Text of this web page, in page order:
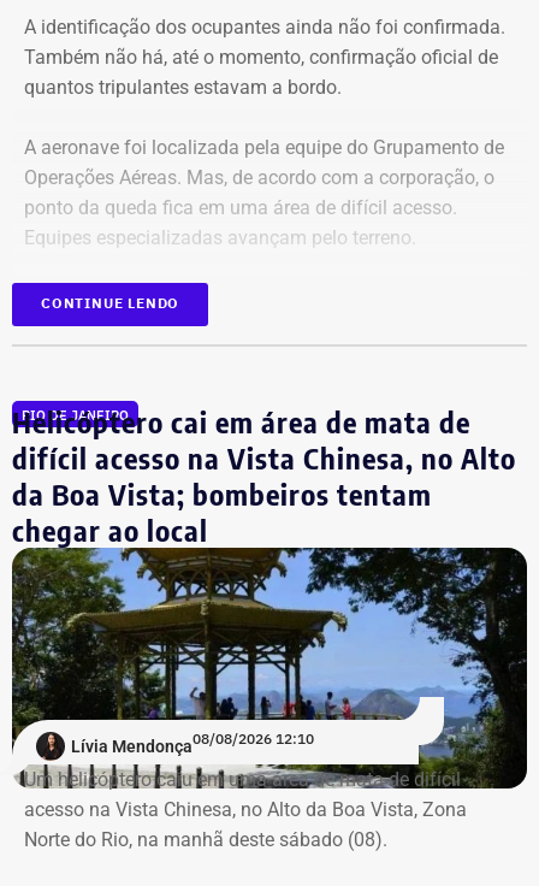
A identificação dos ocupantes ainda não foi confirmada.
Também não há, até o momento, confirmação oficial de
quantos tripulantes estavam a bordo.
A aeronave foi localizada pela equipe do Grupamento de
Operações Aéreas. Mas, de acordo com a corporação, o
ponto da queda fica em uma área de difícil acesso.
Equipes especializadas avançam pelo terreno.
CONTINUE LENDO
RIO DE JANEIRO
Helicóptero cai em área de mata de
difícil acesso na Vista Chinesa, no Alto
da Boa Vista; bombeiros tentam
chegar ao local
Lívia Mendonça08/08/2026 12:10
Um helicóptero caiu em uma área de mata de difícil
acesso na Vista Chinesa, no Alto da Boa Vista, Zona
Norte do Rio, na manhã deste sábado (08).